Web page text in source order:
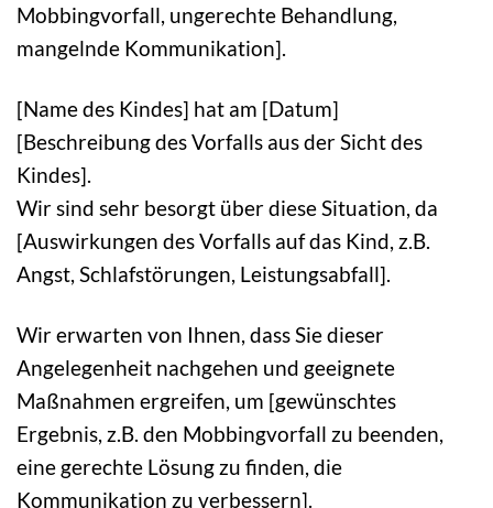
Mobbingvorfall, ungerechte Behandlung,
mangelnde Kommunikation].
[Name des Kindes] hat am [Datum]
[Beschreibung des Vorfalls aus der Sicht des
Kindes].
Wir sind sehr besorgt über diese Situation, da
[Auswirkungen des Vorfalls auf das Kind, z.B.
Angst, Schlafstörungen, Leistungsabfall].
Wir erwarten von Ihnen, dass Sie dieser
Angelegenheit nachgehen und geeignete
Maßnahmen ergreifen, um [gewünschtes
Ergebnis, z.B. den Mobbingvorfall zu beenden,
eine gerechte Lösung zu finden, die
Kommunikation zu verbessern].